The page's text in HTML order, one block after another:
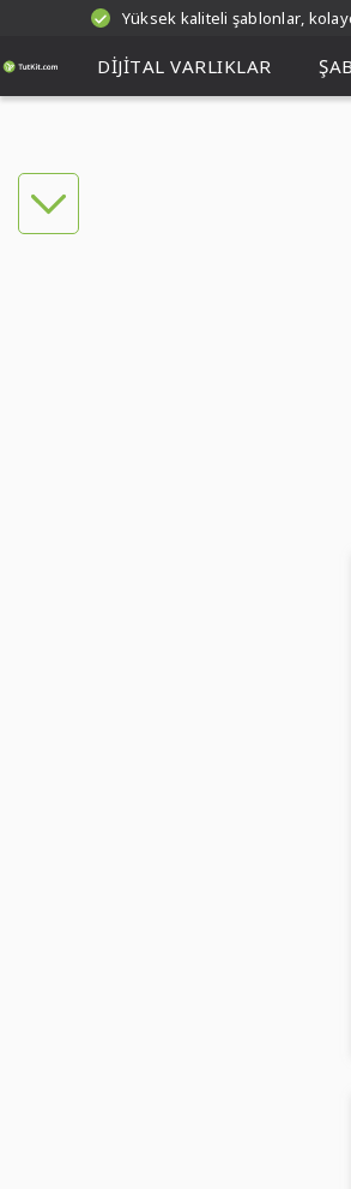
Yüksek kaliteli şablonlar,
DIJITAL VARLIKLAR